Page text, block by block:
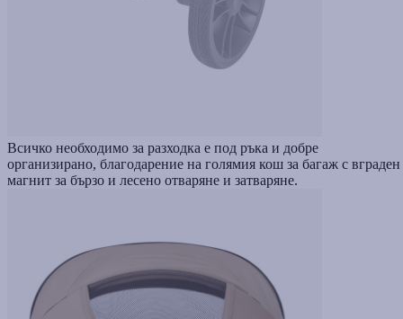
Всичко необходимо за разходка е под ръка и добре
организирано, благодарение на голямия кош за багаж с вграден
магнит за бързо и лесено отваряне и затваряне.